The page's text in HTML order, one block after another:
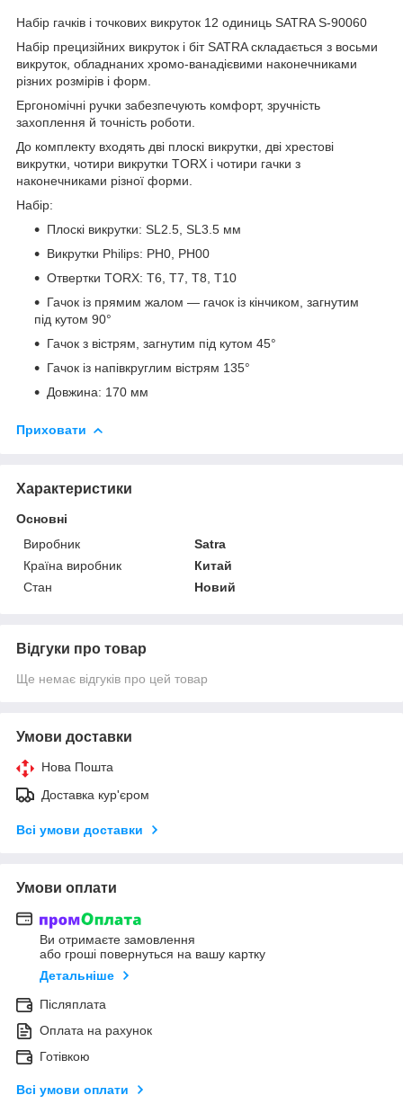
Набір гачків і точкових викруток 12 одиниць SATRA S-90060
Набір прецизійних викруток і біт SATRA складається з восьми
викруток, обладнаних хромо-ванадієвими наконечниками
різних розмірів і форм.
Ергономічні ручки забезпечують комфорт, зручність
захоплення й точність роботи.
До комплекту входять дві плоскі викрутки, дві хрестові
викрутки, чотири викрутки TORX і чотири гачки з
наконечниками різної форми.
Набір:
Плоскі викрутки: SL2.5, SL3.5 мм
Викрутки Philips: PH0, PH00
Отвертки TORX: T6, T7, T8, T10
Гачок із прямим жалом — гачок із кінчиком, загнутим
під кутом 90°
Гачок з вістрям, загнутим під кутом 45°
Гачок із напівкруглим вістрям 135°
Довжина: 170 мм
Приховати
Характеристики
Основні
Виробник
Satra
Країна виробник
Китай
Стан
Новий
Відгуки про товар
Ще немає відгуків про цей товар
Умови доставки
Нова Пошта
Доставка кур'єром
Всі умови доставки
Умови оплати
Ви отримаєте замовлення
або гроші повернуться на вашу картку
Детальніше
Післяплата
Оплата на рахунок
Готівкою
Всі умови оплати